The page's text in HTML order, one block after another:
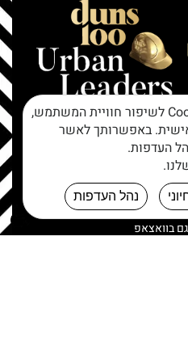
1700-
בוואצאפ
כאן
האתר משתמש בקובצי Cookie לשיפור חוויית המשתמש,
באפשרותך לאשר
העדפות.
נהל העדפות